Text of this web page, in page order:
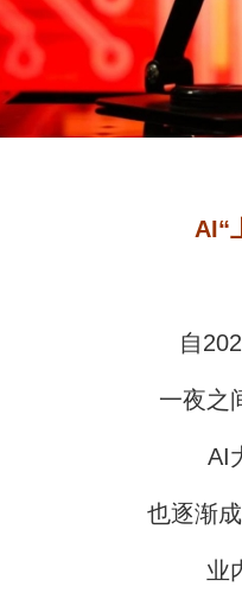
AI“
自
一夜之
AI
也逐渐
业